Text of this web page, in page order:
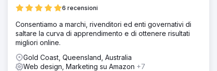
6 recensioni
Consentiamo a marchi, rivenditori ed enti governativi di
saltare la curva di apprendimento e di ottenere risultati
migliori online.
Gold Coast, Queensland, Australia
Web design, Marketing su Amazon +7